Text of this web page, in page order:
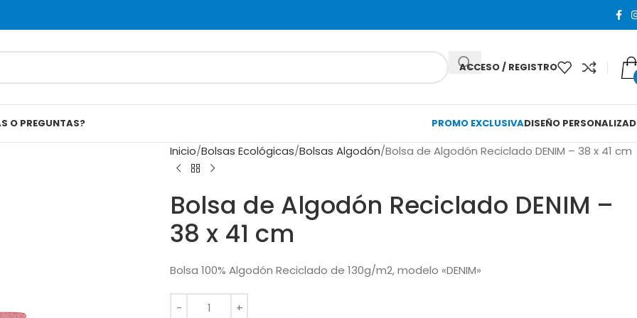
ACCESO / REGISTRO
O PREGUNTAS? PROMO EXCLUSIVADISEÑO
Inicio Bolsas Ecológicas Bolsas Algodón Bolsa de Algodón Reciclado DENIM – 38 x 41 cm
Bolsa de Algodón Reciclado DENIM –
38 x 41 cm
Bolsa 100% Algodón Reciclado de 130g/m2, modelo «DENIM»